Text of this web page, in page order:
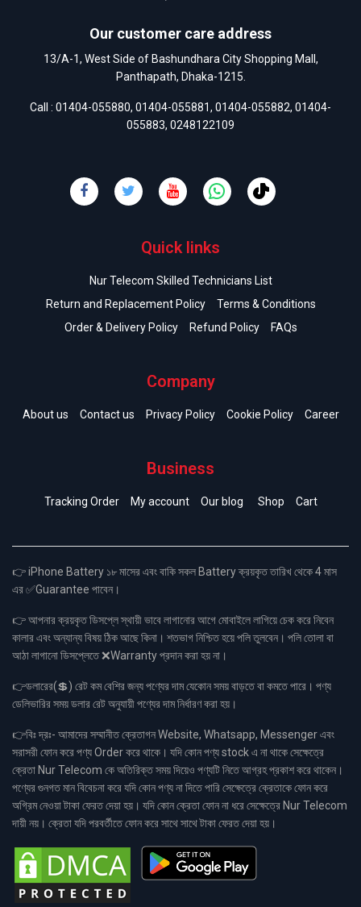
Our customer care address
13/A-1, West Side of Bashundhara City Shopping Mall,
Panthapath, Dhaka-1215.
Call : 01404-055880, 01404-055881, 01404-055882, 01404-
055883, 0248122109
Quick links
Nur Telecom Skilled Technicians List
Return and Replacement Policy
Terms & Conditions
Order & Delivery Policy
Refund Policy FAQs
Company
About us Contact us Privacy Policy Cookie Policy Career
Business
Tracking Order My account Our blog Shop Cart
👉 iPhone Battery ১৮ মাসের এবং বাকি সকল Battery ক্রয়কৃত তারিখ থেকে 4 মাস
এর ✅Guarantee পাবেন।
👉 আপনার ক্রয়কৃত ডিসপ্লে স্থায়ী ভাবে লাগানোর আগে মোবাইলে লাগিয়ে চেক করে নিবেন
কালার এবং অন্যান্য বিষয় ঠিক আছে কিনা। শতভাগ নিশ্চিত হয়ে পলি তুলবেন। পলি তোলা বা
আঠা লাগানো ডিসপ্লেতে ❌Warranty প্রদান করা হয় না।
👉ডলারের(💲) রেট কম বেশির জন্য পণ্যের দাম যেকোন সময় বাড়তে বা কমতে পারে। পণ্য
ডেলিভারির সময় ডলার রেট অনুযায়ী পণ্যের দাম নির্ধারণ করা হয়।
👉বিঃ দ্রঃ- আমাদের সম্মানীত ক্রেতাগন Website, Whatsapp, Messenger এবং
সরাসরী ফোন করে পণ্য Order করে থাকে। যদি কোন পণ্য stock এ না থাকে সেক্ষেত্রে
ক্রেতা Nur Telecom কে অতিরিক্ত সময় দিয়েও পণ্যটি নিতে আগ্রহ প্রকাশ করে থাকেন।
পণ্যের গুনগত মান বিবেচনা করে যদি কোন পণ্য না দিতে পারি সেক্ষেত্রে ক্রেতাকে ফোন করে
অগ্রিম নেওয়া টাকা ফেরত দেয়া হয়। যদি কোন ক্রেতা ফোন না ধরে সেক্ষেত্রে Nur Telecom
দায়ী নয়। ক্রেতা যদি পরবর্তীতে ফোন করে সাথে সাথে টাকা ফেরত দেয়া হয়।